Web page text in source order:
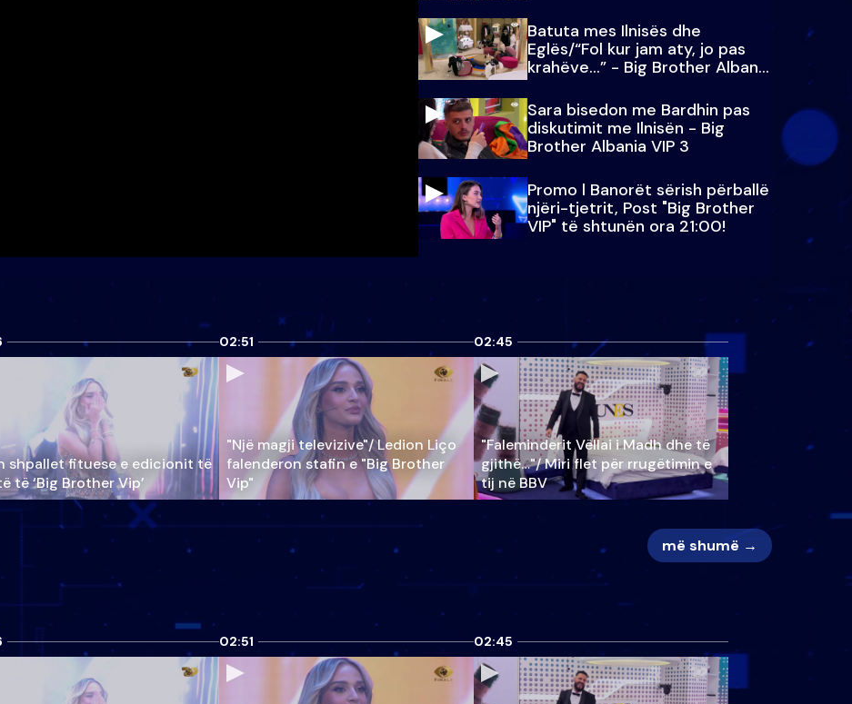
Batuta mes Ilnisës dhe
Eglës/“Fol kur jam aty, jo pas
krahëve…” - Big Brother Albania
VIP 3
Sara bisedon me Bardhin pas
diskutimit me Ilnisën - Big
Brother Albania VIP 3
Promo l Banorët sërish përballë
njëri-tjetrit, Post "Big Brother
VIP" të shtunën ora 21:00!
shpallet fituese e edicionit të
të ‘Big Brother Vip’
02:51
"Një magji televizive"/ Ledion Liço
falenderon stafin e "Big Brother
Vip"
02:45
"Faleminderit Vëllai i Madh dhe të
gjithë…"/ Miri flet për rrugëtimin e
tij në BBV
më shumë →
02:51 02:45